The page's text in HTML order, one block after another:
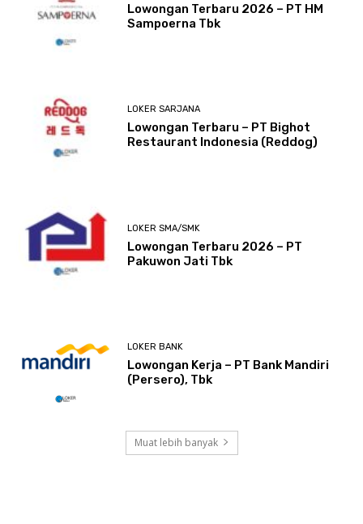
Lowongan Terbaru 2026 – PT HM
Sampoerna Tbk
LOKER SARJANA
Lowongan Terbaru – PT Bighot
Restaurant Indonesia (Reddog)
LOKER SMA/SMK
Lowongan Terbaru 2026 – PT
Pakuwon Jati Tbk
LOKER BANK
Lowongan Kerja – PT Bank Mandiri
(Persero), Tbk
Muat lebih banyak